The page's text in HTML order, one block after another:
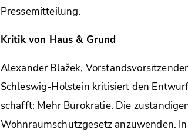
Pressemitteilung.
Kritik von Haus & Grund
Alexander Blažek,
Schleswig-Holstein kritisiert den
schafft: Mehr Bürokratie. Die
Wohnraumschutzgesetz anzuwenden.